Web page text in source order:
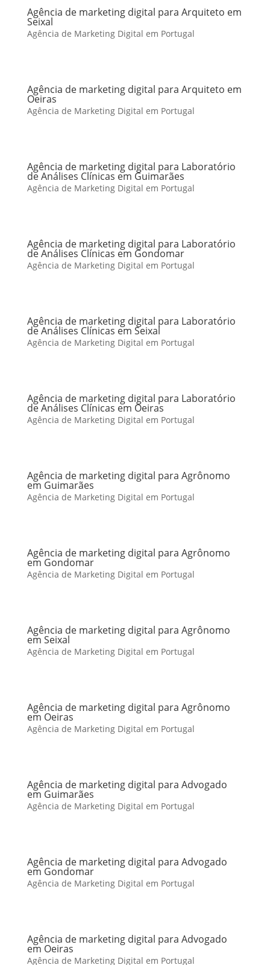
Agência de marketing digital para Arquiteto em
Seixal
Agência de Marketing Digital em Portugal
Agência de marketing digital para Arquiteto em
Oeiras
Agência de Marketing Digital em Portugal
Agência de marketing digital para Laboratório
de Análises Clínicas em Guimarães
Agência de Marketing Digital em Portugal
Agência de marketing digital para Laboratório
de Análises Clínicas em Gondomar
Agência de Marketing Digital em Portugal
Agência de marketing digital para Laboratório
de Análises Clínicas em Seixal
Agência de Marketing Digital em Portugal
Agência de marketing digital para Laboratório
de Análises Clínicas em Oeiras
Agência de Marketing Digital em Portugal
Agência de marketing digital para Agrônomo
em Guimarães
Agência de Marketing Digital em Portugal
Agência de marketing digital para Agrônomo
em Gondomar
Agência de Marketing Digital em Portugal
Agência de marketing digital para Agrônomo
em Seixal
Agência de Marketing Digital em Portugal
Agência de marketing digital para Agrônomo
em Oeiras
Agência de Marketing Digital em Portugal
Agência de marketing digital para Advogado
em Guimarães
Agência de Marketing Digital em Portugal
Agência de marketing digital para Advogado
em Gondomar
Agência de Marketing Digital em Portugal
Agência de marketing digital para Advogado
em Oeiras
Agência de Marketing Digital em Portugal